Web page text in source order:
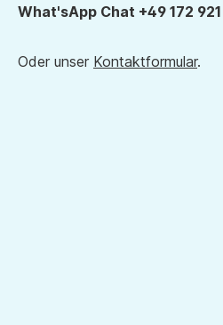
What'sApp Chat +49 172
Oder unser Kontaktformular.